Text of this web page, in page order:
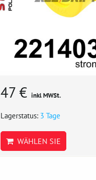
47 € inkl MWSt.
Lagerstatus: 3 Tage
WÄHLEN SIE